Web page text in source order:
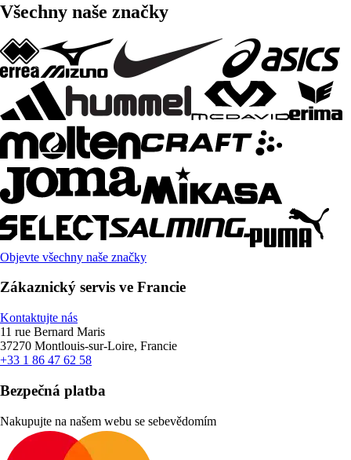
Všechny naše značky
Objevte všechny naše značky
Zákaznický servis ve Francie
Kontaktujte nás
11 rue Bernard Maris
37270 Montlouis-sur-Loire, Francie
+33 1 86 47 62 58
Bezpečná platba
Nakupujte na našem webu se sebevědomím